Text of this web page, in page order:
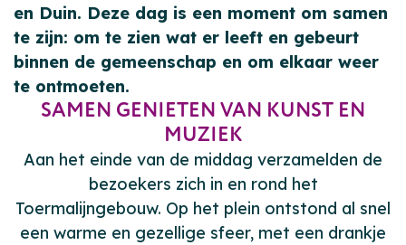
en Duin. Deze dag is een moment om samen
te zijn: om te zien wat er leeft en gebeurt
binnen de gemeenschap en om elkaar weer
te ontmoeten.
SAMEN GENIETEN VAN KUNST EN
MUZIEK
Aan het einde van de middag verzamelden de
bezoekers zich in en rond het
Toermalijngebouw. Op het plein ontstond al snel
een warme en gezellige sfeer, met een drankje